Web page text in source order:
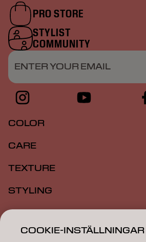
PRO STORE
STYLIST
COMMUNITY
ENTER YOUR EMAIL
COLOR
CARE
TEXTURE
STYLING
INSPIRATION
EDUCATION
COOKIE-INSTÄLLNINGAR